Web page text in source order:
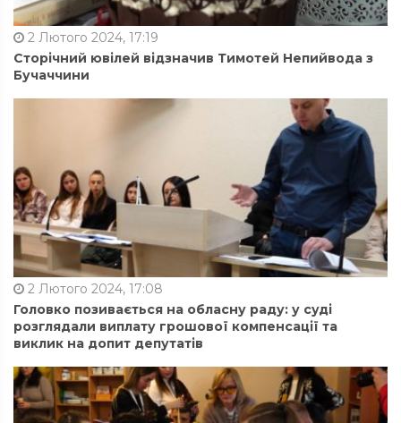
2 Лютого 2024, 17:19
Сторічний ювілей відзначив Тимотей Непийвода з
Бучаччини
2 Лютого 2024, 17:08
Головко позивається на обласну раду: у суді
розглядали виплату грошової компенсації та
виклик на допит депутатів